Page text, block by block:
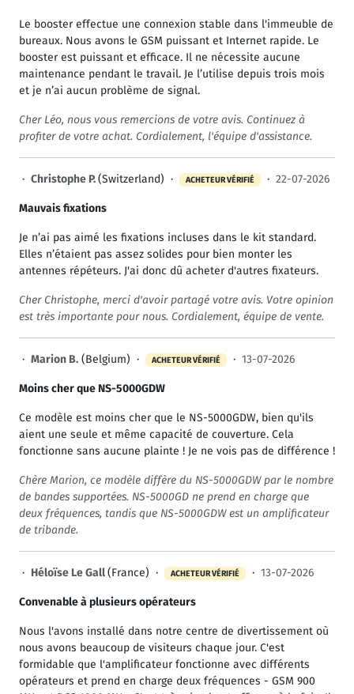
Le booster effectue une connexion stable dans l'immeuble de
bureaux. Nous avons le GSM puissant et Internet rapide. Le
booster est puissant et efficace. Il ne nécessite aucune
maintenance pendant le travail. Je l’utilise depuis trois mois
et je n’ai aucun problème de signal.
Cher Léo, nous vous remercions de votre avis. Continuez à
profiter de votre achat. Cordialement, l'équipe d'assistance.
· Christophe P.(Switzerland) · ACHETEUR VÉRIFIÉ · 22-07-2026
Mauvais fixations
Je n’ai pas aimé les fixations incluses dans le kit standard.
Elles n’étaient pas assez solides pour bien monter les
antennes répéteurs. J'ai donc dû acheter d'autres fixateurs.
Cher Christophe, merci d'avoir partagé votre avis. Votre opinion
est très importante pour nous. Cordialement, équipe de vente.
· Marion B. (Belgium) · ACHETEUR VÉRIFIÉ · 13-07-2026
Moins cher que NS-5000GDW
Ce modèle est moins cher que le NS-5000GDW, bien qu'ils
aient une seule et même capacité de couverture. Cela
fonctionne sans aucune plainte ! Je ne vois pas de différence !
Chère Marion, ce modèle diffère du NS-5000GDW par le nombre
de bandes supportées. NS-5000GD ne prend en charge que
deux fréquences, tandis que NS-5000GDW est un amplificateur
de tribande.
· Héloïse Le Gall(France) · ACHETEUR VÉRIFIÉ · 13-07-2026
Convenable à plusieurs opérateurs
Nous l'avons installé dans notre centre de divertissement où
nous avons beaucoup de visiteurs chaque jour. C'est
formidable que l'amplificateur fonctionne avec différents
opérateurs et prend en charge deux fréquences - GSM 900